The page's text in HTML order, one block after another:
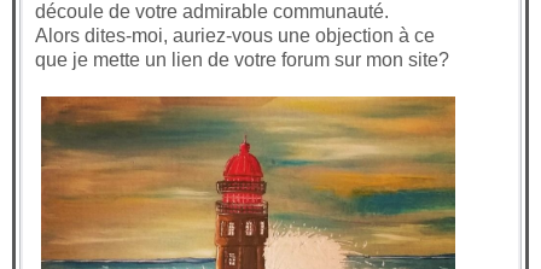
découle de votre admirable communauté.
Alors dites-moi, auriez-vous une objection à ce
que je mette un lien de votre forum sur mon site?